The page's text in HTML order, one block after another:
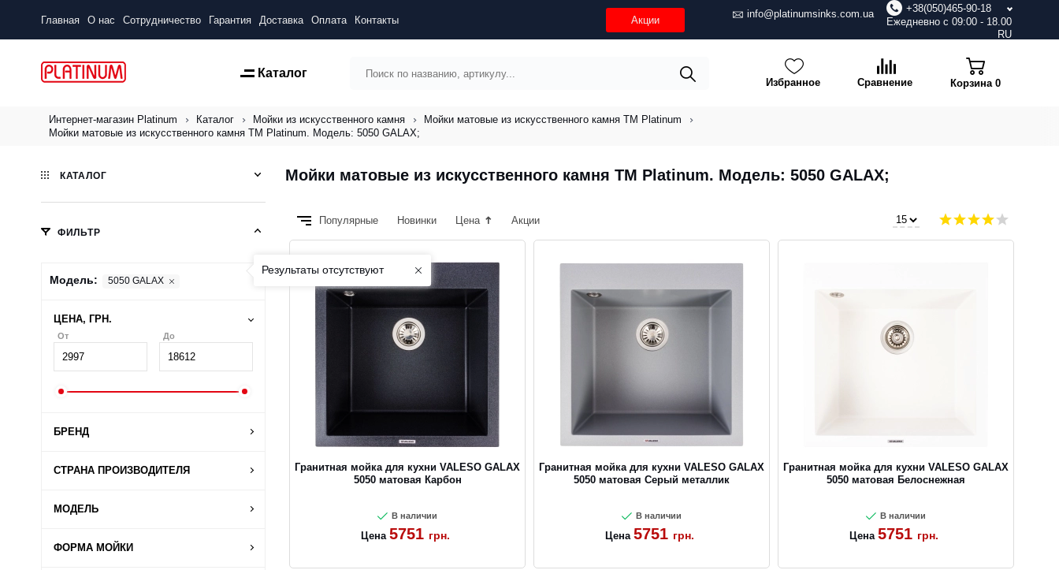
Главная О нас Сотрудничество Гарантия Доставка Оплата Контакты Акции
info@platinumsinks.com.ua
+38(050)465-90-18
Ежедневно с 09:00 - 18.00
RU
Каталог
Избранное Сравнение Корзина 0
Интернет-магазин Platinum Каталог Мойки из искусственного камня
Мойки матовые из искусственного камня ТМ Platinum
Мойки матовые из искусственного камня ТМ Platinum. Модель: 5050 GALAX;
Мойки матовые из искусственного камня ТМ Platinum. Модель: 5050 GALAX;
Популярные Новинки Цена Акции
Гранитная мойка для кухни VALESO GALAX
5050 матовая Карбон
В наличии
Цена 5751 грн.
Гранитная мойка для кухни VALESO GALAX
5050 матовая Серый металлик
В наличии
Цена 5751 грн.
Гранитная мойка для кухни VALESO GALAX
5050 матовая Белоснежная
В наличии
Цена 5751 грн.
КАТАЛОГ
ФИЛЬТР
Модель: 5050 GALAX
ЦЕНА, ГРН.
От До
БРЕНД
СТРАНА ПРОИЗВОДИТЕЛЯ
Результаты отсутствуют
МОДЕЛЬ
ФОРМА МОЙКИ